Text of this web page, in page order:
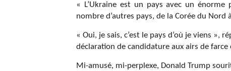
« L’Ukraine est un pays avec un
nombre d’autres pays, de la Corée du Nord
« Oui, je sais, c’est le pays d’où je viens »,
déclaration de candidature aux airs de
Mi-amusé, mi-perplexe, Donald Trump